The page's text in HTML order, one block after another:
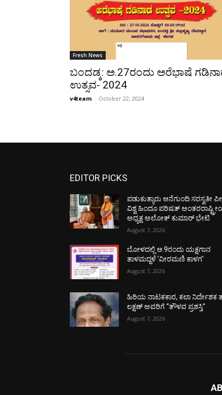
Fresh News
ಬಂದಡ್ಕ: ಅ.27ರಂದು ಅರೆಭಾಷೆ
ಉತ್ಸವ- 2024
v4team - October 22, 2024
EDITOR PICKS
ಪಡುಕುತ್ಯಾರು ಆನೆಗುಂದಿ ಸರಸ್ವತೀ
ವಿಶ್ವ ಹಿಂದೂ ಪರಿಷತ್
ಅಧ್ಯಕ್ಷ ಅಲೋಕ್ ಕುಮಾರ್ ಭೇಟಿ
August 7, 2026
ಬೋಳದಲ್ಲಿ ಆ.9ರಂದು ಯಕ್ಷಗಾನ
ತಾಳಮದ್ದಳೆ ‘ವೀರಮಣಿ ಕಾಳಗ’
August 7, 2026
ಹಿರಿಯ ನಾಟಕಕಾರ, ಕಲಾ ನಿರ್ದೇಶಕ
ಲಕ್ಷಣ್ ಅವರಿಗೆ “ತೌಳವ ಪ್ರಶಸ್ತಿ”
August 7, 2026